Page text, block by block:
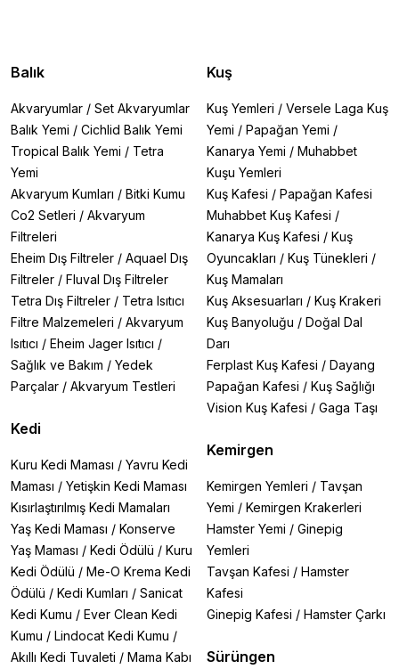
Balık
Akvaryumlar / Set Akvaryumlar
Balık Yemi / Cichlid Balık Yemi
Tropical Balık Yemi / Tetra
Yemi
Akvaryum Kumları / Bitki Kumu
Co2 Setleri / Akvaryum
Filtreleri
Eheim Dış Filtreler / Aquael Dış
Filtreler / Fluval Dış Filtreler
Tetra Dış Filtreler / Tetra Isıtıcı
Filtre Malzemeleri / Akvaryum
Isıtıcı / Eheim Jager Isıtıcı /
Sağlık ve Bakım / Yedek
Parçalar / Akvaryum Testleri
Kedi
Kuru Kedi Maması / Yavru Kedi
Maması / Yetişkin Kedi Maması
Kısırlaştırılmış Kedi Mamaları
Yaş Kedi Maması / Konserve
Yaş Maması / Kedi Ödülü / Kuru
Kedi Ödülü / Me-O Krema Kedi
Ödülü / Kedi Kumları / Sanicat
Kedi Kumu / Ever Clean Kedi
Kumu / Lindocat Kedi Kumu /
Akıllı Kedi Tuvaleti / Mama Kabı
Kuş
Kuş Yemleri / Versele Laga Kuş
Yemi / Papağan Yemi /
Kanarya Yemi / Muhabbet
Kuşu Yemleri
Kuş Kafesi / Papağan Kafesi
Muhabbet Kuş Kafesi /
Kanarya Kuş Kafesi / Kuş
Oyuncakları / Kuş Tünekleri /
Kuş Mamaları
Kuş Aksesuarları / Kuş Krakeri
Kuş Banyoluğu / Doğal Dal
Darı
Ferplast Kuş Kafesi / Dayang
Papağan Kafesi / Kuş Sağlığı
Vision Kuş Kafesi / Gaga Taşı
Kemirgen
Kemirgen Yemleri / Tavşan
Yemi / Kemirgen Krakerleri
Hamster Yemi / Ginepig
Yemleri
Tavşan Kafesi / Hamster
Kafesi
Ginepig Kafesi / Hamster Çarkı
Sürüngen